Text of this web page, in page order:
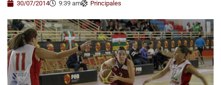
30/07/2014 9:39 am Principales